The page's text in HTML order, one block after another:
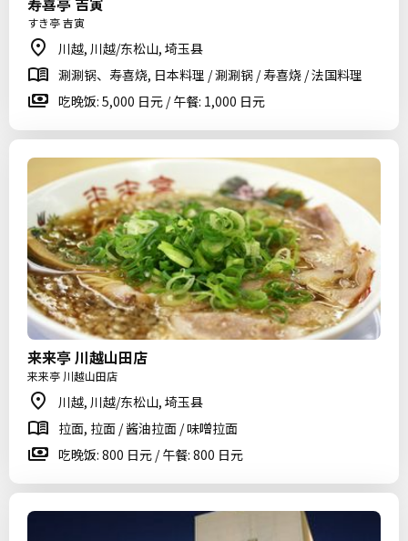
すき亭 吉寅
川越, 川越/东松山, 埼玉县
涮涮锅、寿喜烧, 日本料理 / 涮涮锅 / 寿喜烧 / 法国料理
吃晚饭: 5,000 日元 / 午餐: 1,000 日元
来来亭 川越山田店
来来亭 川越山田店
川越, 川越/东松山, 埼玉县
拉面, 拉面 / 酱油拉面 / 味噌拉面
吃晚饭: 800 日元 / 午餐: 800 日元